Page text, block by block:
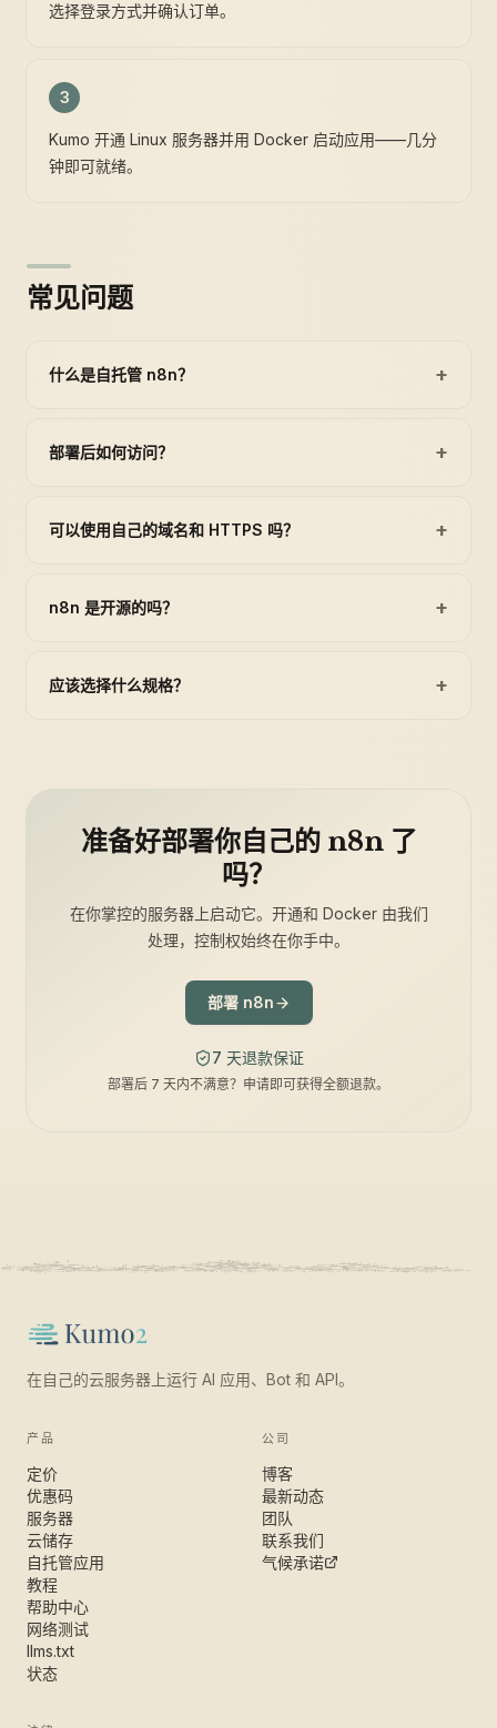
选择登录方式并确认订单。
3
Kumo 开通 Linux 服务器并用 Docker 启动应用——几分
钟即可就绪。
常见问题
什么是自托管 n8n？ +
部署后如何访问？ +
可以使用自己的域名和 HTTPS 吗？ +
n8n 是开源的吗？ +
应该选择什么规格？ +
准备好部署你自己的 n8n 了
吗？
在你掌控的服务器上启动它。开通和 Docker 由我们
处理，控制权始终在你手中。
部署 n8n
7 天退款保证
部署后 7 天内不满意？申请即可获得全额退款。
在自己的云服务器上运行 AI 应用、Bot 和 API。
产品
定价
优惠码
服务器
云储存
自托管应用
教程
帮助中心
网络测试
llms.txt
状态
公司
博客
最新动态
团队
联系我们
气候承诺